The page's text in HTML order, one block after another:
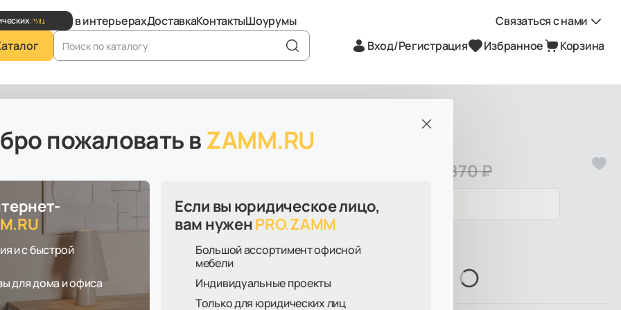
лиц
Мебель в интерьерахДоставкаКонтактыШоурумы Связаться с нами
+7 (800) XXX-XX-XX
Вход/Регистрация Избранное Корзина
высоты
12 870 ₽
пожаловать вZAMM.RU
и с быстрой
для дома и офиса
Если вы юридическое лицо,
вам нуженPRO.ZAMM
Большой ассортимент офисной
мебели
Индивидуальные проекты
Только для юридических лиц